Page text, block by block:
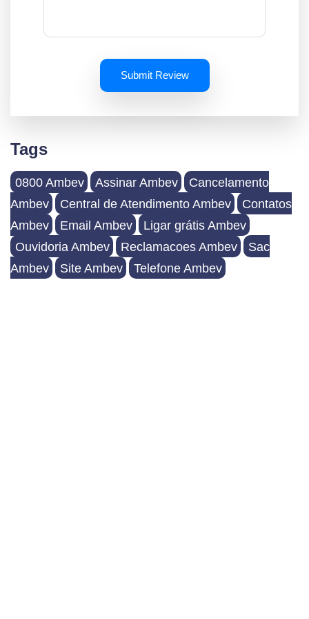
Submit Review
Tags
0800 Ambev Assinar Ambev
Cancelamento
Ambev
Central de Atendimento Ambev
Contatos
Ambev
Email Ambev
Ligar grátis Ambev
Ouvidoria Ambev
Reclamacoes Ambev
Sac
Ambev
Site Ambev Telefone Ambev